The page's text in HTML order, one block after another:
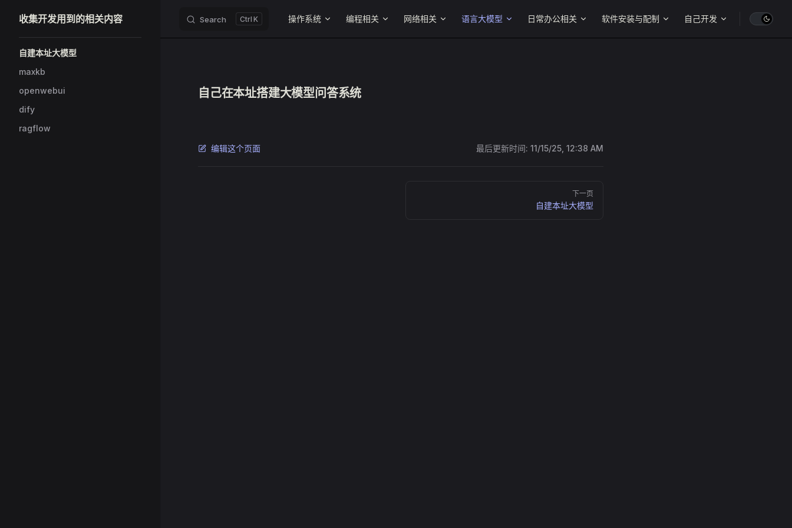
Skip to content
收集开发用到的相关内容 Search K 操作系统 编程相关 网络相关 语言大模型 日常办公相关 软件安装与配制 自己开发
自建本址大模型
maxkb
openwebui
dify
ragflow
自己在本址搭建大模型问答系统
编辑这个页面 最后更新时间: 11/15/25, 12:38 AM
下一页
自建本址大模型